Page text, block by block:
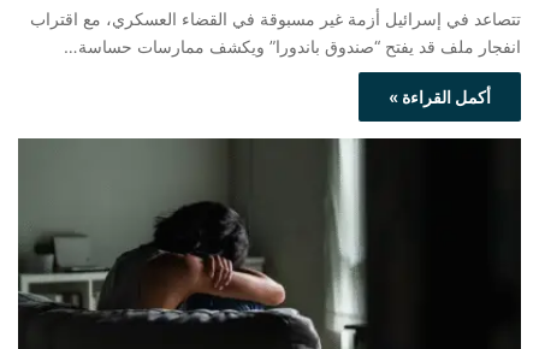
تتصاعد في إسرائيل أزمة غير مسبوقة في القضاء العسكري، مع اقتراب
انفجار ملف قد يفتح “صندوق باندورا” ويكشف ممارسات حساسة…
أكمل القراءة »